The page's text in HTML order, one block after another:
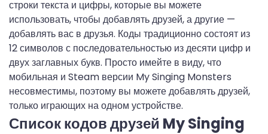
строки текста и цифры, которые вы можете
использовать, чтобы добавлять друзей, а другие —
добавлять вас в друзья. Коды традиционно состоят из
12 символов с последовательностью из десяти цифр и
двух заглавных букв. Просто имейте в виду, что
мобильная и Steam версии My Singing Monsters
несовместимы, поэтому вы можете добавлять друзей,
только играющих на одном устройстве.
Список кодов друзей My Singing